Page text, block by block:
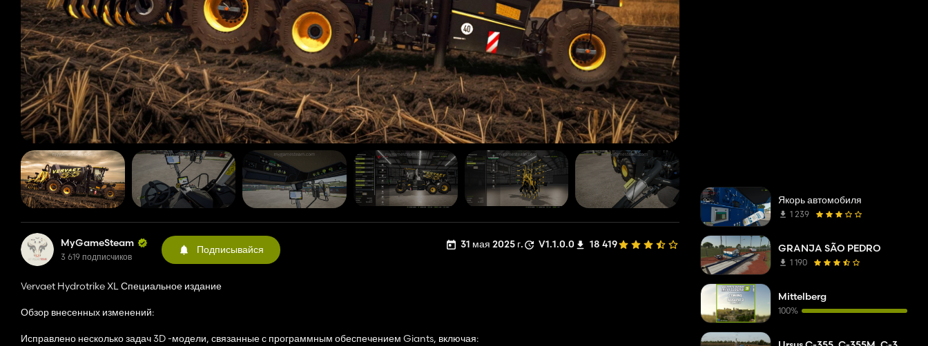
MyGameSteam
3 619 подписчиков
Подписывайся 31 мая 2025 г. V1.1.0.0 18 419
Vervaet Hydrotrike XL Специальное издание
Обзор внесенных изменений:
Исправлено несколько задач 3D -модели, связанные с программным обеспечением Giants, включая:
Якорь автомобиля
1 239
GRANJA SÃO PEDRO
1 190
Mittelberg
100%